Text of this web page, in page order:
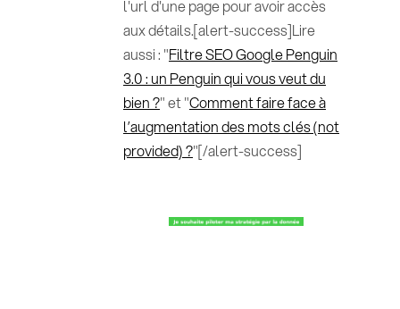
l'url d'une page pour avoir accès
aux détails.[alert-success]Lire
aussi : "Filtre SEO Google Penguin
3.0 : un Penguin qui vous veut du
bien ?" et "Comment faire face à
l’augmentation des mots clés (not
provided) ?"[/alert-success]